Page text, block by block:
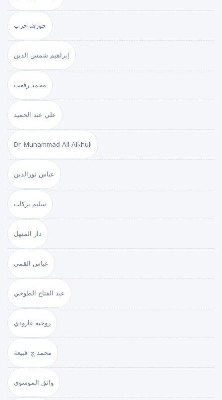
جوزف حرب
إبراهيم شمس الدين
محمد رفعت
علي عبد الحميد
Dr. Muhammad Ali Alkhuli
عباس نورالدين
سليم بركات
دار المنهل
عباس القمي
عبد الفتاح الطوخي
روجيه غارودي
محمد ج. قبيعة
واثق الموسوي